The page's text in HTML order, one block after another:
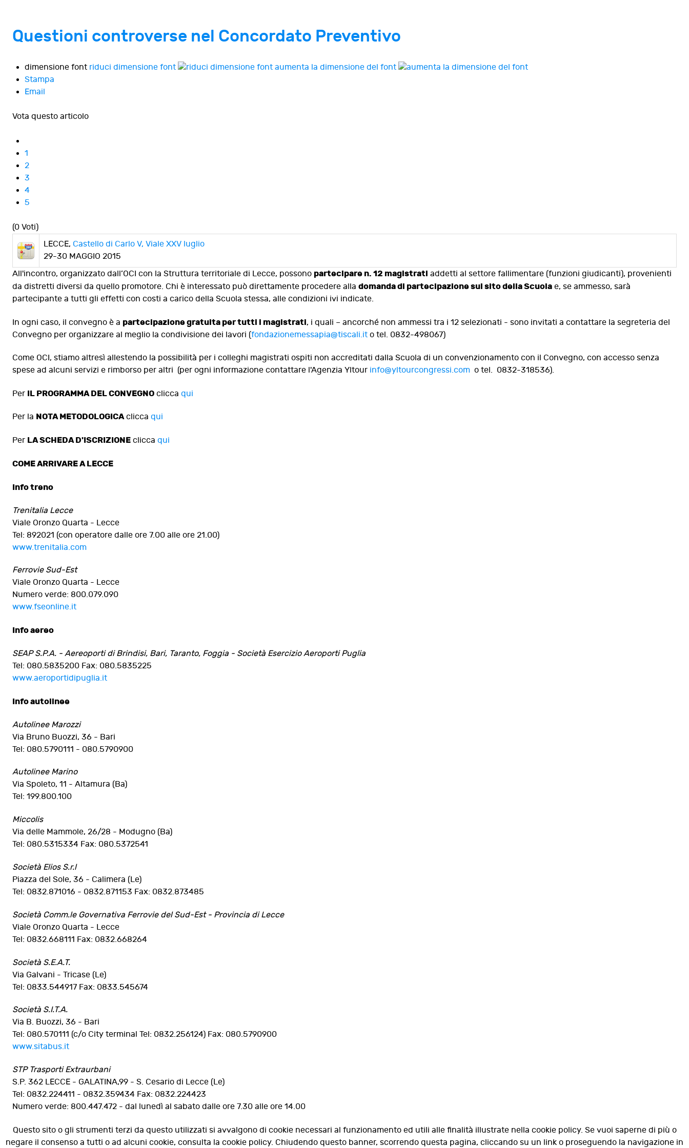
Questioni controverse nel Concordato Preventivo
dimensione font riduci dimensione font
aumenta la dimensione del font
Stampa
Email
Vota questo articolo
1
2
3
4
5
(0 Voti)
LECCE, Castello di Carlo V, Viale XXV luglio
29-30 MAGGIO 2015
All'incontro, organizzato dall’OCI con la Struttura territoriale di Lecce, possono partecipare n. 12 magistrati addetti al settore fallimentare (funzioni giudicanti), provenienti
da distretti diversi da quello promotore. Chi è interessato può direttamente procedere alla domanda di partecipazione sul sito della Scuola e, se ammesso, sarà
partecipante a tutti gli effetti con costi a carico della Scuola stessa, alle condizioni ivi indicate.
In ogni caso, il convegno è a partecipazione gratuita per tutti i magistrati, i quali – ancorché non ammessi tra i 12 selezionati - sono invitati a contattare la segreteria del
Convegno per organizzare al meglio la condivisione dei lavori (fondazionemessapia@tiscali.it o tel. 0832-498067)
Come OCI, stiamo altresì allestendo la possibilità per i colleghi magistrati ospiti non accreditati dalla Scuola di un convenzionamento con il Convegno, con accesso senza
spese ad alcuni servizi e rimborso per altri (per ogni informazione contattare l'Agenzia Yltour info@yltourcongressi.com o tel. 0832-318536).
Per IL PROGRAMMA DEL CONVEGNO clicca qui
Per la NOTA METODOLOGICAclicca qui
Per LA SCHEDA D'ISCRIZIONE clicca qui
COME ARRIVARE A LECCE
Info treno
Trenitalia Lecce
Viale Oronzo Quarta - Lecce
Tel: 892021 (con operatore dalle ore 7.00 alle ore 21.00)
www.trenitalia.com
Ferrovie Sud-Est
Viale Oronzo Quarta - Lecce
Numero verde: 800.079.090
www.fseonline.it
Info aereo
SEAP S.P.A. - Aereoporti di Brindisi, Bari, Taranto, Foggia - Società Esercizio Aeroporti Puglia
Tel: 080.5835200 Fax: 080.5835225
www.aeroportidipuglia.it
Info autolinee
Autolinee Marozzi
Via Bruno Buozzi, 36 - Bari
Tel: 080.5790111 - 080.5790900
Autolinee Marino
Via Spoleto, 11 - Altamura (Ba)
Tel: 199.800.100
Miccolis
Via delle Mammole, 26/28 - Modugno (Ba)
Tel: 080.5315334 Fax: 080.5372541
Società Elios S.r.l
Piazza del Sole, 36 - Calimera (Le)
Tel: 0832.871016 - 0832.871153 Fax: 0832.873485
Società Comm.le Governativa Ferrovie del Sud-Est - Provincia di Lecce
Viale Oronzo Quarta - Lecce
Tel: 0832.668111 Fax: 0832.668264
Società S.E.A.T.
Via Galvani - Tricase (Le)
Tel: 0833.544917 Fax: 0833.545674
Società S.I.T.A.
Via B. Buozzi, 36 - Bari
Tel: 080.570111 (c/o City terminal Tel: 0832.256124) Fax: 080.5790900
www.sitabus.it
STP Trasporti Extraurbani
S.P. 362 LECCE - GALATINA,99 - S. Cesario di Lecce (Le)
Tel: 0832.224411 - 0832.359434 Fax: 0832.224423
Numero verde: 800.447.472 - dal lunedì al sabato dalle ore 7.30 alle ore 14.00
Letto7808 volte
Questo sito o gli strumenti terzi da questo utilizzati si avvalgono di cookie necessari al funzionamento ed utili alle finalità illustrate nella cookie policy. Se vuoi saperne di più o
negare il consenso a tutti o ad alcuni cookie, consulta la cookie policy. Chiudendo questo banner, scorrendo questa pagina, cliccando su un link o proseguendo la navigazione in